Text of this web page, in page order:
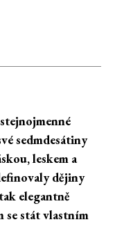
sedmdesátiny
leskem a
dějiny
elegantně
se stát vlastním